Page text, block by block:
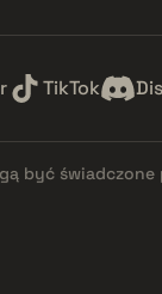
TikTok
być